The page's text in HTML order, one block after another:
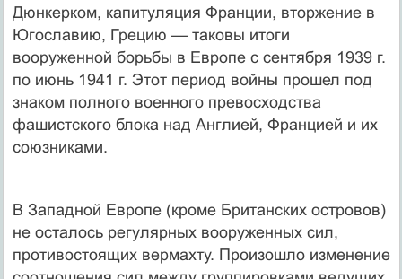
Дюнкерком, капитуляция Франции, вторжение в
Югославию, Грецию — таковы итоги
вооруженной борьбы в Европе с сентября 1939 г.
по июнь 1941 г. Этот период войны прошел под
знаком полного военного превосходства
фашистского блока над Англией, Францией и их
союзниками.
В Западной Европе (кроме Британских островов)
не осталось регулярных вооруженных сил,
противостоящих вермахту. Произошло изменение